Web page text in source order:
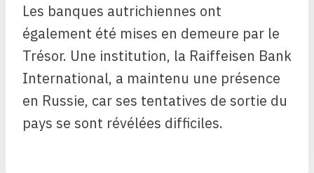
Les banques autrichiennes ont
également été mises en demeure par le
Trésor. Une institution, la Raiffeisen Bank
International, a maintenu une présence
en Russie, car ses tentatives de sortie du
pays se sont révélées difficiles.